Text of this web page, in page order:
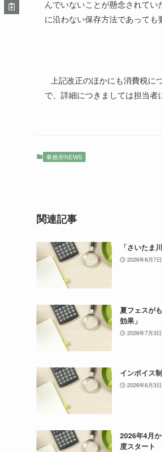
んでいないことが懸念されて
に沿わない保存方法であっても
上記改正のほかにも消費税に
で、詳細につきましては担当者
事務所NEWS
関連記事
「さいたま
2026年8月7日
夏フェスが
効果」
2026年7月3日
インボイス
2026年6月3日
2026年4月
度スタート